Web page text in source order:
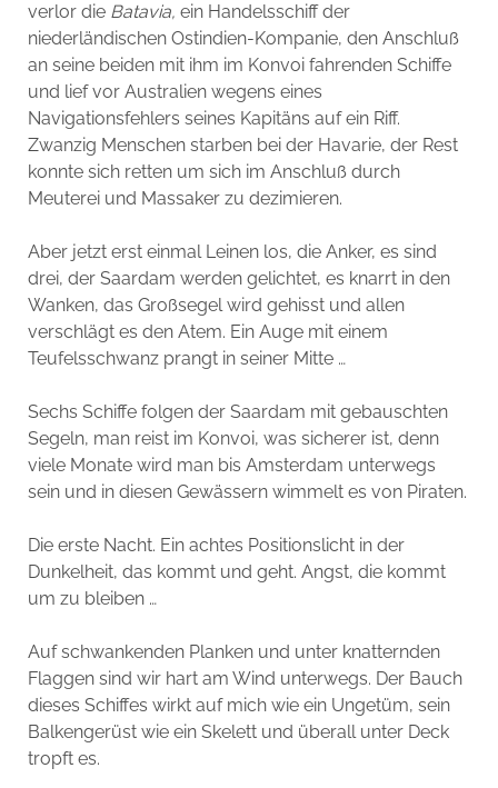
verlor die Batavia, ein Handelsschiff der
niederländischen Ostindien-Kompanie, den Anschluß
an seine beiden mit ihm im Konvoi fahrenden Schiffe
und lief vor Australien wegens eines
Navigationsfehlers seines Kapitäns auf ein Riff.
Zwanzig Menschen starben bei der Havarie, der Rest
konnte sich retten um sich im Anschluß durch
Meuterei und Massaker zu dezimieren.
Aber jetzt erst einmal Leinen los, die Anker, es sind
drei, der Saardam werden gelichtet, es knarrt in den
Wanken, das Großsegel wird gehisst und allen
verschlägt es den Atem. Ein Auge mit einem
Teufelsschwanz prangt in seiner Mitte …
Sechs Schiffe folgen der Saardam mit gebauschten
Segeln, man reist im Konvoi, was sicherer ist, denn
viele Monate wird man bis Amsterdam unterwegs
sein und in diesen Gewässern wimmelt es von Piraten.
Die erste Nacht. Ein achtes Positionslicht in der
Dunkelheit, das kommt und geht. Angst, die kommt
um zu bleiben …
Auf schwankenden Planken und unter knatternden
Flaggen sind wir hart am Wind unterwegs. Der Bauch
dieses Schiffes wirkt auf mich wie ein Ungetüm, sein
Balkengerüst wie ein Skelett und überall unter Deck
tropft es.